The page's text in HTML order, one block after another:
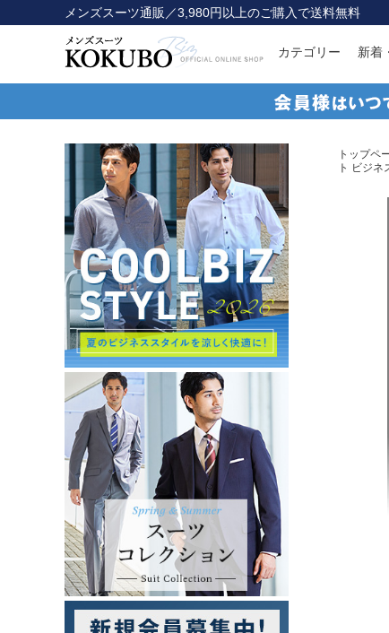
メンズスーツ通販／3,980円以上のご購入で送料無料
カテゴリー 新着
トップペ
ト ビジ